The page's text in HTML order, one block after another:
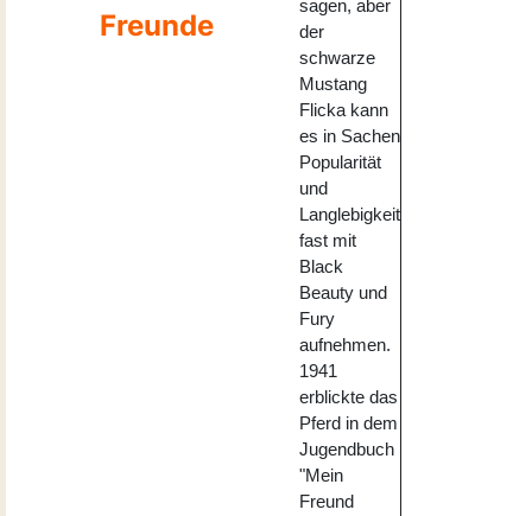
Freunde
sagen, aber
der
schwarze
Mustang
Flicka kann
es in Sachen
Popularität
und
Langlebigkeit
fast mit
Black
Beauty und
Fury
aufnehmen.
1941
erblickte das
Pferd in dem
Jugendbuch
"Mein
Freund